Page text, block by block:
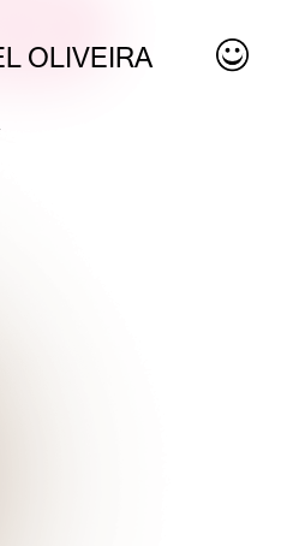
OLIVEIRA